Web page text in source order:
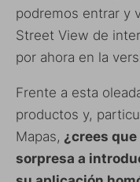
podremos entrar y
Street View de
por ahora en la
Frente a esta
productos y,
Mapas, ¿crees
sorpresa a